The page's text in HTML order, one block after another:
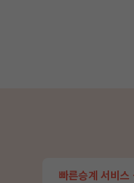
빠른승계 서비스